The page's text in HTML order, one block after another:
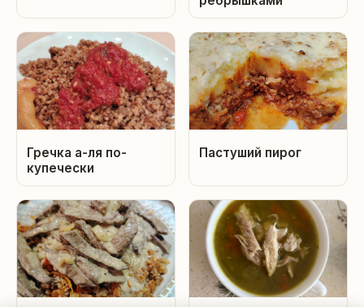
Гречка а-ля по-
купечески
Пастуший пирог